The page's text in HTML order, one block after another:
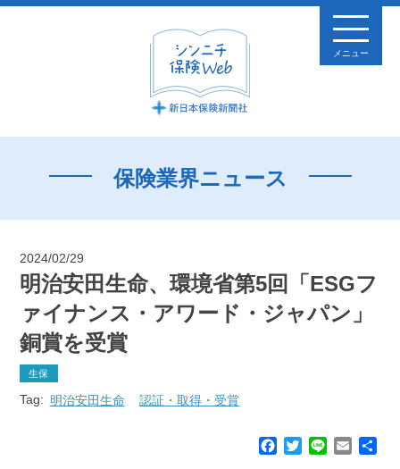
メニュー
保険業界ニュース
2024/02/29
明治安田生命、環境省第5回「ESGフ
ァイナンス・アワード・ジャパン」
銅賞を受賞
生保
Tag: 明治安田生命 認証・取得・受賞
T
E